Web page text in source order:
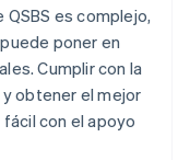
es complejo,
poner en
Cumplir con la
obtener el mejor
con el apoyo